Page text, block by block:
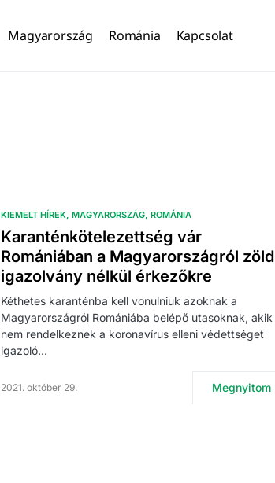
Magyarország Románia Kapcsolat
KIEMELT HÍREK MAGYARORSZÁG ROMÁNIA
Karanténkötelezettség vár
Romániában a Magyarországról zöld
igazolvány nélkül érkezőkre
Kéthetes karanténba kell vonulniuk azoknak a
Magyarországról Romániába belépő utasoknak, akik
nem rendelkeznek a koronavírus elleni védettséget
igazoló…
2021. október 29. Megnyitom